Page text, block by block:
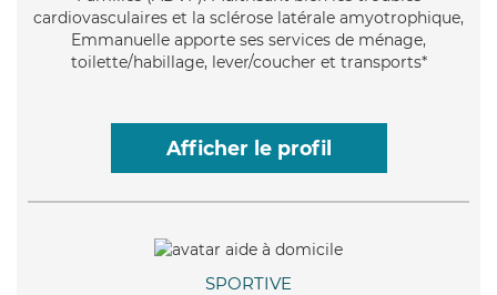
cardiovasculaires et la sclérose latérale amyotrophique,
Emmanuelle apporte ses services de ménage,
toilette/habillage, lever/coucher et transports*
Afficher le profil
SPORTIVE